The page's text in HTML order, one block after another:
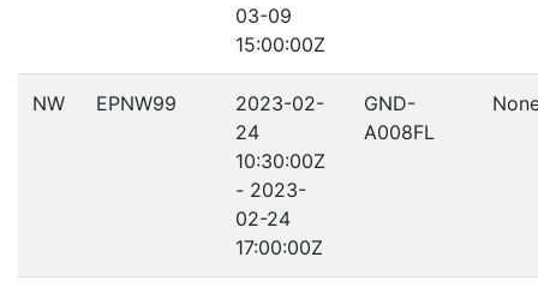
03-09
15:00:00Z
NW EPNW99
2023-02-
24
10:30:00Z
- 2023-
02-24
17:00:00Z
GND-
A008FL